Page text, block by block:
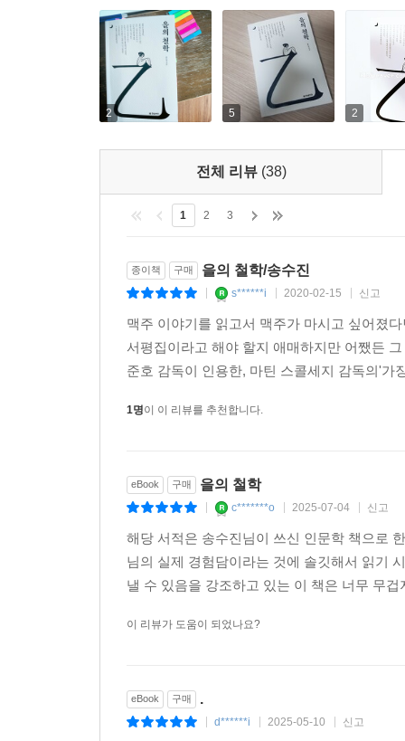
2 5 2
전체 리뷰 (38)
1 2 3
종이책 구매 을의 철학/송수진
s******i 2020-02-15 신고
맥주 이야기를 읽고서 맥주가 마시고 싶어졌
서평집이라고 해야 할지 애매하지만 어쨌든
준호 감독이 인용한, 마틴 스콜세지 감독의'
1명이 이 리뷰를 추천합니다.
eBook 구매 을의 철학
c*******o 2025-07-04 신고
해당 서적은 송수진님이 쓰신 인문학 책으로
님의 실제 경험담이라는 것에 솔깃해서 읽기
낼 수 있음을 강조하고 있는 이 책은 너무 무
이 리뷰가 도움이 되었나요?
eBook 구매 .
d******i 2025-05-10 신고